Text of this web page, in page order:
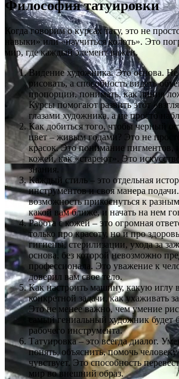
Философия татуировки
Когда говорим о курсах тату, это не
навыки» или «научиться колоть». Это
мир, где каждый элемент важен.
Видение художника. Это основа.
рисовать, а способность видеть
пропорции, понимать, как линия
Курсы помогают развить этот
глазами художника, а не просто
Как добиться того, чтобы черный
цвет – живым годами? Это не
красок. Это понимание пигментов,
кожей, как «стареют». Это
знания.
Каждый стиль – это отдельная
инструментов и своя манера
возможность прикоснуться к
какой вам ближе, и начать на нем
Работа с кожей – это огромная
только про красоту, но и про
гигиены, стерилизации, ухода за
основа, без которой невозможно
профессионала. Это уважение к
доверил вам свое тело.
Как настроить машину, какую иглу
конкретной задачи, как ухаживать
Это не менее важно, чем умение
самый гениальный художник будет
рабочего инструмента.
Татуировка – это всегда диалог.
понять, объяснить, помочь
чувствует. Это способность
мир во внешний образ.